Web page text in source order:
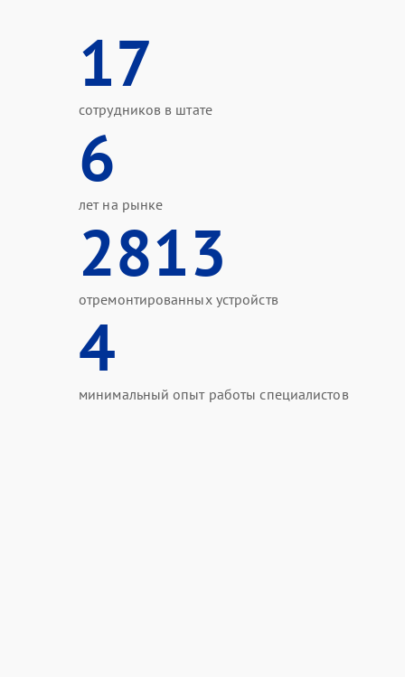
17
сотрудников в штате
6
лет на рынке
2813
отремонтированных устройств
4
минимальный опыт работы специалистов